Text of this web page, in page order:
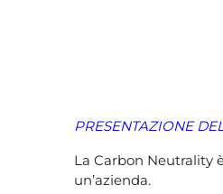
PRESENTAZIONE
La Carbon Neutrality
un’azienda.